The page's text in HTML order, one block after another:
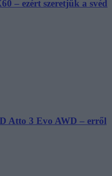
– ezért szeretjük a svéd
Atto 3 Evo AWD – erről